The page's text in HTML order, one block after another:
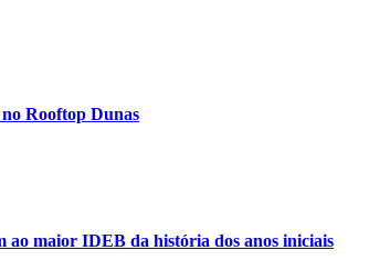
Rooftop Dunas
ao maior IDEB da história dos anos iniciais